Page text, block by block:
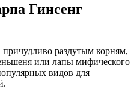
Гинсенг
раздутым корням,
или лапы мифического
видов для